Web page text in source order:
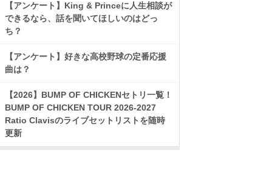
【アンケート】King & Princeに人生相談が
できるなら、話を聞いてほしいのはどっ
ち？
【アンケート】好きな高校野球の定番応援
曲は？
【2026】BUMP OF CHICKENセトリ一覧！
BUMP OF CHICKEN TOUR 2026-2027
Ratio Clavisのライブセットリストを随時
更新